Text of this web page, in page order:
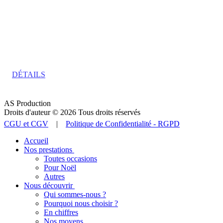
DÉTAILS
AS Production
Droits d'auteur © 2026 Tous droits réservés
CGU et CGV | Politique de Confidentialité - RGPD
Accueil
Nos prestations
Toutes occasions
Pour Noël
Autres
Nous découvrir
Qui sommes-nous ?
Pourquoi nous choisir ?
En chiffres
Nos moyens